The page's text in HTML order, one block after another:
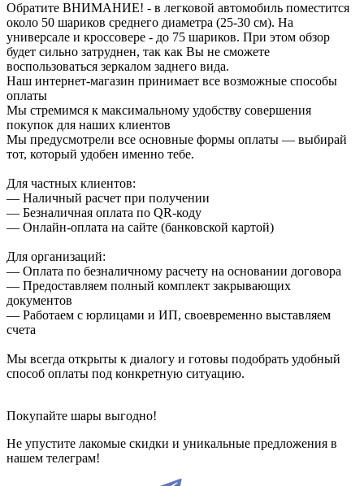
Обратите ВНИМАНИЕ! - в легковой автомобиль поместится
около 50 шариков среднего диаметра (25-30 см). На
универсале и кроссовере - до 75 шариков. При этом обзор
будет сильно затруднен, так как Вы не сможете
воспользоваться зеркалом заднего вида.
Наш интернет-магазин принимает все возможные способы
оплаты
Мы стремимся к максимальному удобству совершения
покупок для наших клиентов
Мы предусмотрели все основные формы оплаты — выбирай
тот, который удобен именно тебе.
Для частных клиентов:
— Наличный расчет при получении
— Безналичная оплата по QR-коду
— Онлайн-оплата на сайте (банковской картой)
Для организаций:
— Оплата по безналичному расчету на основании договора
— Предоставляем полный комплект закрывающих
документов
— Работаем с юрлицами и ИП, своевременно выставляем
счета
Мы всегда открыты к диалогу и готовы подобрать удобный
способ оплаты под конкретную ситуацию.
Покупайте шары выгодно!
Не упустите лакомые скидки и уникальные предложения в
нашем телеграм!